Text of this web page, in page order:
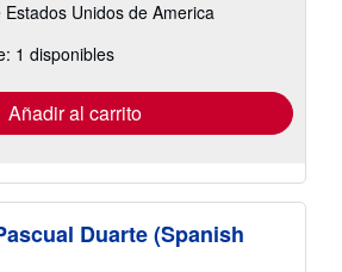
información
las
tarifas
envío
Unidos de America
1 disponibles
Añadir al carrito
Duarte (Spanish